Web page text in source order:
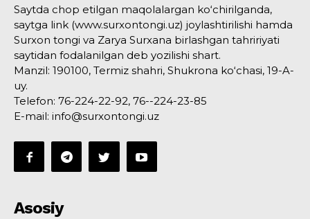
Saytda chop etilgan maqolalargan ko‘chirilganda,
saytga link (www.surxontongi.uz) joylashtirilishi hamda
Surxon tongi va Zarya Surxana birlashgan tahririyati
saytidan fodalanilgan deb yozilishi shart.
Manzil: 190100, Termiz shahri, Shukrona ko‘chasi, 19-A-
uy.
Telefon: 76-224-22-92, 76--224-23-85
E-mail: info@surxontongi.uz
Asosiy